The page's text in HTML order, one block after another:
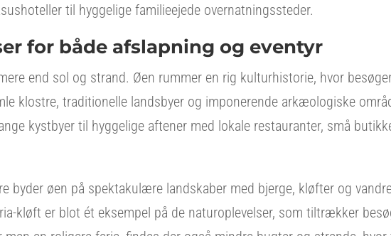
til hyggelige familieejede overnatningssteder.
for både afslapning og eventyr
end sol og strand. Øen rummer en rig kulturhistorie, hvor
klostre, traditionelle landsbyer og imponerende arkæologiske
kystbyer til hyggelige aftener med lokale restauranter, små
byder øen på spektakulære landskaber med bjerge, kløfter og
kløft er blot ét eksempel på de naturoplevelser, som tiltrækker